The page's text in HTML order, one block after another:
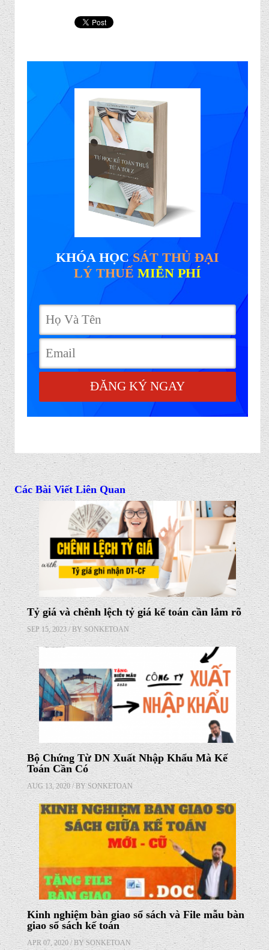
KHÓA HỌCSÁT THỦ ĐẠI
LÝ THUẾ MIỄN PHÍ
ĐĂNG KÝ NGAY
Các Bài Viết Liên Quan
Tỷ giá và chênh lệch tỷ giá kế toán cần lắm rõ
SEP 15, 2023 / BY SONKETOAN
Bộ Chứng Từ DN Xuất Nhập Khẩu Mà Kế
Toán Cần Có
AUG 13, 2020 / BYSONKETOAN
Kinh nghiệm bàn giao sổ sách và File mẫu bàn
giao sổ sách kế toán
APR 07, 2020 / BY SONKETOAN